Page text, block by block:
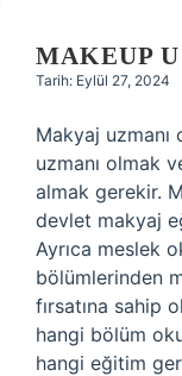
MAKEUP
Tarih: Eylül 27, 2024
Makyaj uzmanı
uzmanı olmak
almak gerekir.
devlet makyaj
Ayrıca meslek
bölümlerinden
fırsatına sahip
hangi bölüm
hangi eğitim